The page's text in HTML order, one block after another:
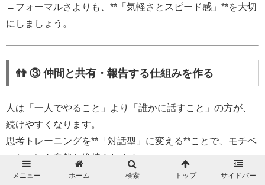
→フォーマルさよりも、**「気軽さとスピード感」**を大切
にしましょう。
👬 ③ 仲間と共有・報告する仕組みを作る
人は「一人でやること」より「誰かに話すこと」の方が、
続けやすくなります。
思考トレーニングを**「対話型」に変える**ことで、モチベ
ーションも自然と維持されます。
メニュー ホーム 検索 トップ サイドバー